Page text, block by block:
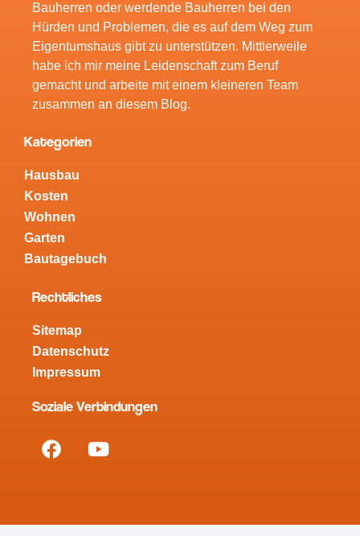
Bauherren oder werdende Bauherren bei den
Hürden und Problemen, die es auf dem Weg zum
Eigentumshaus gibt zu unterstützen. Mittlerweile
habe ich mir meine Leidenschaft zum Beruf
gemacht und arbeite mit einem kleineren Team
zusammen an diesem Blog.
Kategorien
Hausbau
Kosten
Wohnen
Garten
Bautagebuch
Rechtliches
Sitemap
Datenschutz
Impressum
Soziale Verbindungen